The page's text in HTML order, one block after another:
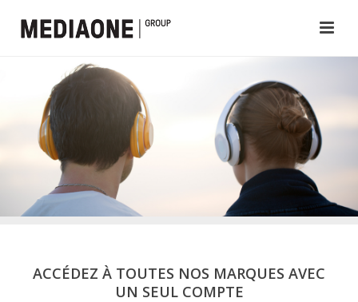
ACCÉDEZ À TOUTES NOS MARQUES AVEC
UN SEUL COMPTE